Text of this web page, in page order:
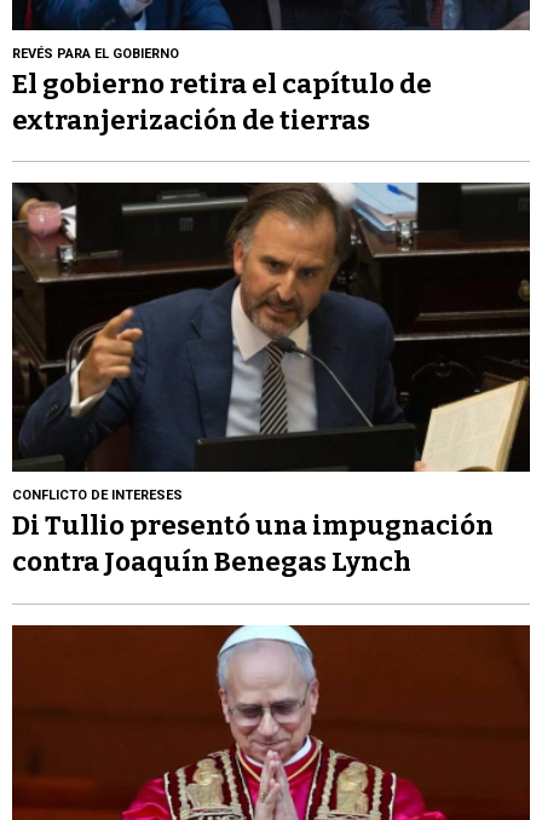
REVÉS PARA EL GOBIERNO
El gobierno retira el capítulo de
extranjerización de tierras
CONFLICTO DE INTERESES
Di Tullio presentó una impugnación
contra Joaquín Benegas Lynch